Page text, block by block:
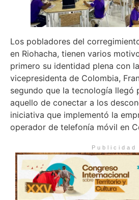
Los pobladores del
en Riohacha, tienen varios
primero su identidad plena con
vicepresidenta de Colombia,
segundo que la tecnología llegó
aquello de conectar a los
iniciativa que implementó la
operador de telefonía móvil en
Publicidad